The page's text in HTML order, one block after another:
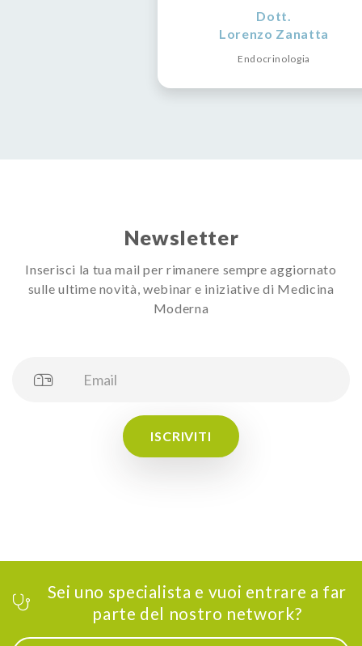
Dott.
Lorenzo Zanatta
Endocrinologia
Newsletter
Inserisci la tua mail per rimanere sempre aggiornato
sulle ultime novità, webinar e iniziative di Medicina
Moderna
ISCRIVITI
Sei uno specialista e vuoi entrare a far
parte del nostro network?